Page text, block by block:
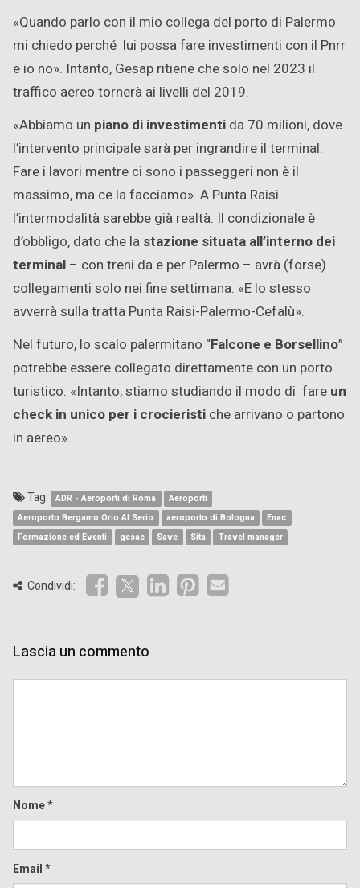
«Quando parlo con il mio collega del porto di Palermo
mi chiedo perché lui possa fare investimenti con il Pnrr
e io no». Intanto, Gesap ritiene che solo nel 2023 il
traffico aereo tornerà ai livelli del 2019.
«Abbiamo un piano di investimenti da 70 milioni, dove
l’intervento principale sarà per ingrandire il terminal.
Fare i lavori mentre ci sono i passeggeri non è il
massimo, ma ce la facciamo». A Punta Raisi
l’intermodalità sarebbe già realtà. Il condizionale è
d’obbligo, dato che la stazione situata all’interno dei
terminal – con treni da e per Palermo – avrà (forse)
collegamenti solo nei fine settimana. «E lo stesso
avverrà sulla tratta Punta Raisi-Palermo-Cefalù».
Nel futuro, lo scalo palermitano “Falcone e Borsellino”
potrebbe essere collegato direttamente con un porto
turistico. «Intanto, stiamo studiando il modo di fare un
check in unico per i crocieristi che arrivano o partono
in aereo».
Tag: ADR - Aeroporti di Roma
Aeroporti
Aeroporto Bergamo Orio Al Serio
aeroporto di Bologna
Enac
Formazione ed Eventi
gesac Save Sita Travel manager
Condividi:
Lascia un commento
Nome*
Email*